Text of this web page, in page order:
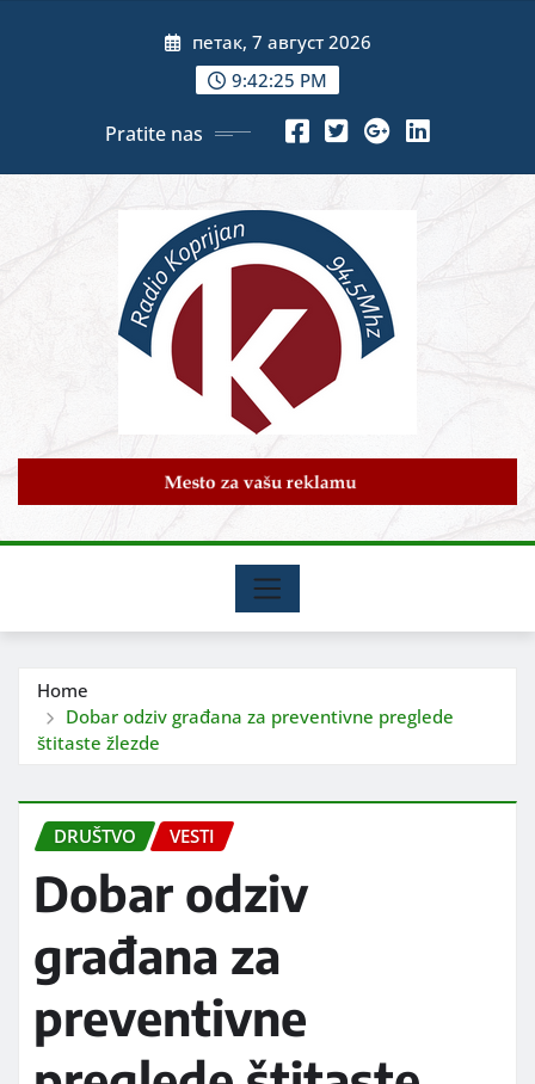
петак, 7 август 2026
9:42:27 PM
Pratite nas
Home
Dobar odziv građana za preventivne preglede
štitaste žlezde
DRUŠTVO VESTI
Dobar odziv
građana za
preventivne